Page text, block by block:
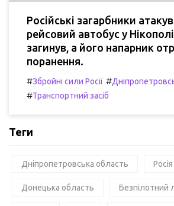
Російські загарбники
рейсовий автобус у
загинув, а його напарник
поранення.
#Збройні сили Росії #
#Транспортний засіб
Теги
Дніпропетровська область Росія
Донецька область Безпілотний